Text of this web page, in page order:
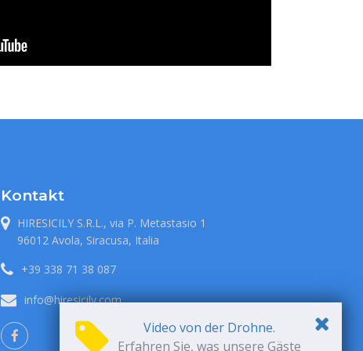
Video von der Drohne.
Erfahren Sie, was unsere Gäste
Kontakt
HIRESICILY S.R.L., via P. Metastasio 1
96012 Avola, Siracusa, Italia
+39 338 71 38 087
info@hiresicily.com